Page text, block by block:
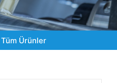
Tüm Ürünler